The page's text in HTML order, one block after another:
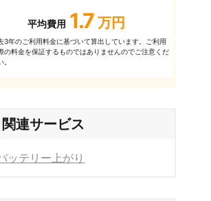
平均費用 1.7 万円
3年のご利⽤料⾦に基づいて算出しています。ご利⽤
の料⾦を保証するものではありませんのでご注意くだ
。
関連サービス
ッテリー上がり